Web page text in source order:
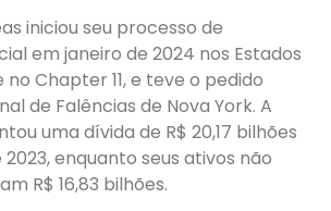
iniciou seu processo de
em janeiro de 2024 nos Estados
no Chapter 11, e teve o pedido
de Falências de Nova York. A
uma dívida de R$ 20,17 bilhões
enquanto seus ativos não
R$ 16,83 bilhões.